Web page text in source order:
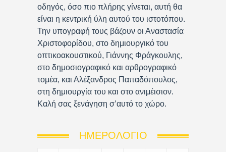
οδηγός, όσο πιο πλήρης γίνεται, αυτή θα
είναι η κεντρική ύλη αυτού του ιστοτόπου.
Την υπογραφή τους βάζουν οι Αναστασία
Χριστοφορίδου, στο δημιουργικό του
οπτικοακουστικού, Γιάννης Φράγκουλης,
στο δημοσιογραφικό και αρθρογραφικό
τομέα, και Αλέξανδρος Παπαδόπουλος,
στη δημιουργία του και στο ανιμέισιον.
Καλή σας ξενάγηση σ’αυτό το χώρο.
ΗΜΕΡΟΛΌΓΙΟ